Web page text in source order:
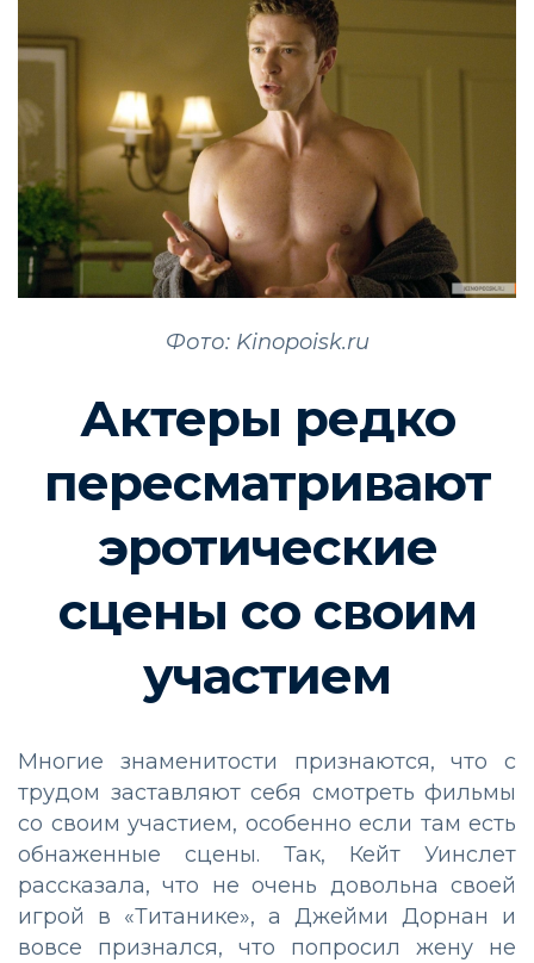
Фото: Kinopoisk.ru
Актеры редко
пересматривают
эротические
сцены со своим
участием
Многие знаменитости признаются, что с
трудом заставляют себя смотреть фильмы
со своим участием, особенно если там есть
обнаженные сцены. Так, Кейт Уинслет
рассказала, что не очень довольна своей
игрой в «Титанике», а Джейми Дорнан и
вовсе признался, что попросил жену не